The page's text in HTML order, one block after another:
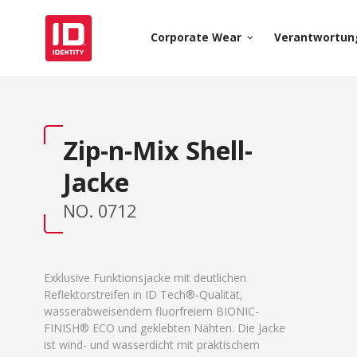
Corporate Wear keyboard_arrow_down
Zip-n-Mix Shell-
Jacke
NO. 0712
Exklusive Funktionsjacke mit deutlichen
Reflektorstreifen in ID Tech®-Qualität,
wasserabweisendem fluorfreiem BIONIC-
FINISH® ECO und geklebten Nähten. Die Jacke
ist wind- und wasserdicht mit praktischem